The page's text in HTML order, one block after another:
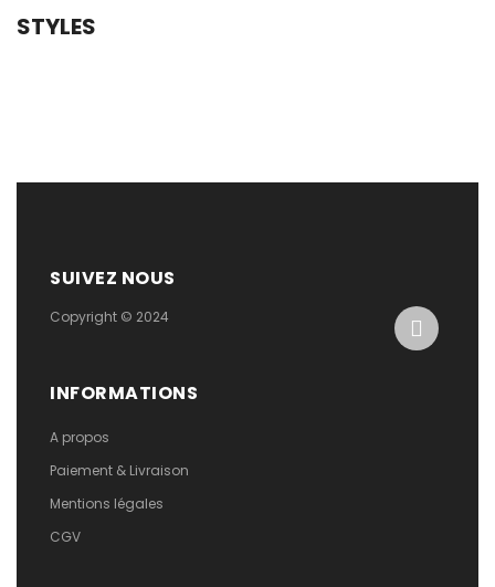
STYLES
SUIVEZ NOUS
Copyright © 2024
INFORMATIONS
A propos
Paiement & Livraison
Mentions légales
CGV